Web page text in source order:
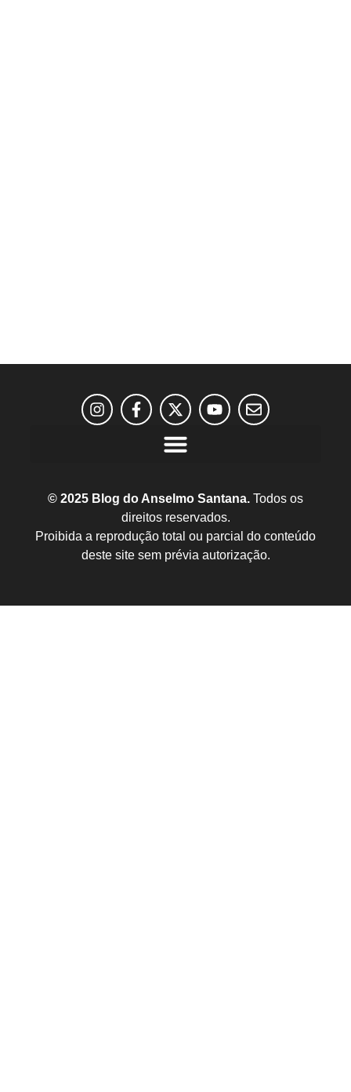
© 2025 Blog do Anselmo Santana. Todos os
direitos reservados.
Proibida a reprodução total ou parcial do conteúdo
deste site sem prévia autorização.